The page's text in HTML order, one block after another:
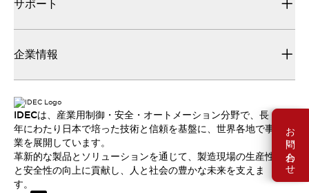
お問い合わせ
サポート
企業情報
IDECは、産業用制御・安全・オートメーション分野で、長
年にわたり日本で培った技術と信頼を基盤に、世界各地で事
業を展開しています。
革新的な製品とソリューションを通じて、製造現場の生産性
と安全性の向上に貢献し、人と社会の豊かな未来を支えま
す。